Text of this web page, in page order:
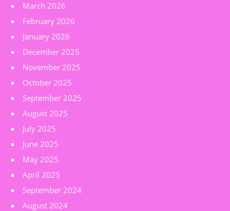
March 2026
February 2026
January 2026
December 2025
November 2025
October 2025
September 2025
August 2025
July 2025
June 2025
May 2025
April 2025
September 2024
August 2024